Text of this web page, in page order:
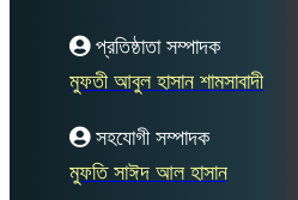
প্রতিষ্ঠাতা সম্পাদক
মুফতী আবুল হাসান শামসাবাদী
সহযোগী সম্পাদক
মুফতি সাঈদ আল হাসান